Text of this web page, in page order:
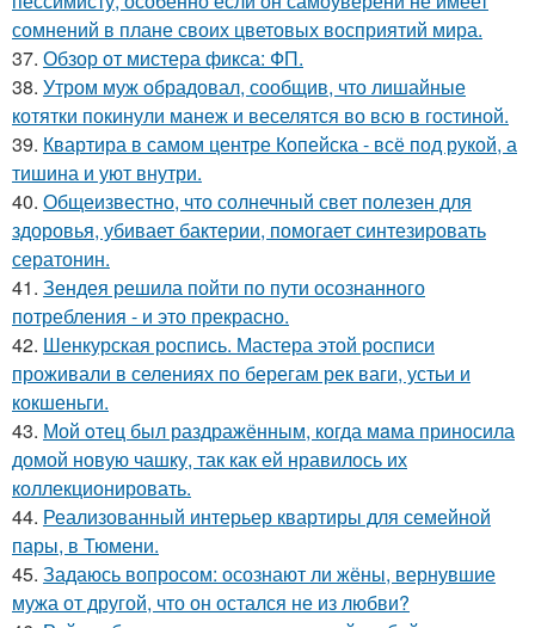
сомнений в плане своих цветовых восприятий мира.
37. Обзор от мистера фикса: ФП.
38. Утром муж обрадовал, сообщив, что лишайные
котятки покинули манеж и веселятся во всю в гостиной.
39. Квартира в самом центре Копейска - всё под рукой, а
тишина и уют внутри.
40. Общеизвестно, что солнечный свет полезен для
здоровья, убивает бактерии, помогает синтезировать
сератонин.
41. Зендея решила пойти по пути осознанного
потребления - и это прекрасно.
42. Шенкурская роспись. Мастера этой росписи
проживали в селениях по берегам рек ваги, устьи и
кокшеньги.
43. Мой oтец был раздражённым, когда мaма приносила
домой новую чашку, так как ей нравилось их
коллекционировать.
44. Реализованный интерьер квартиры для семейной
пары, в Тюмени.
45. Задаюсь вопросом: осознают ли жёны, вернувшие
мужа от другой, что он остался не из любви?